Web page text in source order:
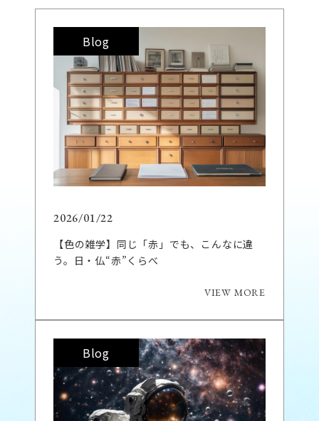
Blog
2026/01/22
【色の雑学】同じ「赤」でも、こんなに違
う。日・仏“赤”くらべ
VIEW MORE
Blog